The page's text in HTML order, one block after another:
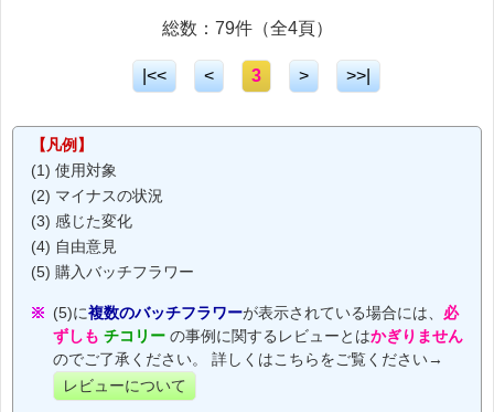
総数：79件（全4頁）
|<< < 3 > >>|
【凡例】
(1) 使用対象
(2) マイナスの状況
(3) 感じた変化
(4) 自由意見
(5) 購入バッチフラワー
(5)に複数のバッチフラワーが表示されている場合には、 必
ずしも チコリー の事例に関するレビューとはかぎりません
のでご了承ください。 詳しくはこちらをご覧ください→
レビューについて